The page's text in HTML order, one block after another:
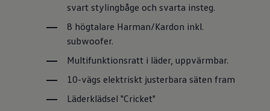
svart stylingbåge och svarta insteg.
8 högtalare Harman/Kardon inkl.
subwoofer.
Multifunktionsratt i läder, uppvärmbar.
10-vägs elektriskt justerbara säten fram
Läderklädsel "Cricket"